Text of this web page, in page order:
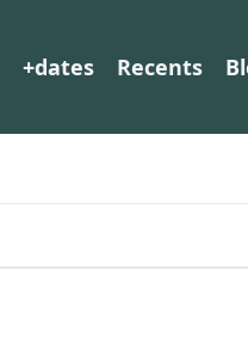
+dates Recents